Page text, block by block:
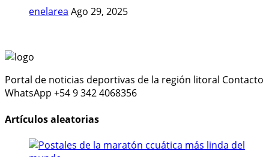
enelarea Ago 29, 2025
Portal de noticias deportivas de la región litoral Contacto
WhatsApp +54 9 342 4068356
Artículos aleatorias